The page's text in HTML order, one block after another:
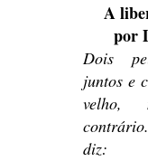
A
por
Dois
juntos e
velho,
diz: